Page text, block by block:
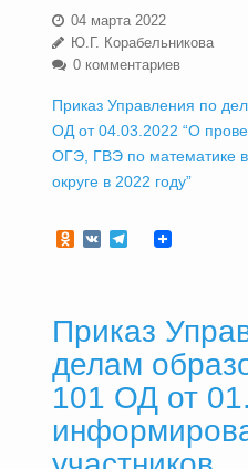
04 марта 2022
Ю.Г. Корабельникова
0 комментариев
Приказ Управления по
ОД от 04.03.2022 “О
ОГЭ, ГВЭ по математике
округе в 2022 году”
Odnoklassniki
VKTelegram
Приказ
делам
101 ОД от